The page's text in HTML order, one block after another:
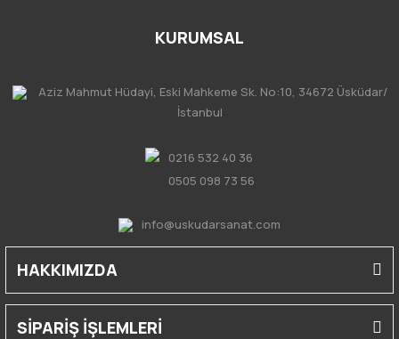
KURUMSAL
Aziz Mahmut Hüdayi, Eski Mahkeme Sk. No:10, 34672 Üsküdar/
İstanbul
0216 532 40 36
0505 098 73 56
info@uskudarsanat.com
HAKKIMIZDA
SİPARİŞ İŞLEMLERİ